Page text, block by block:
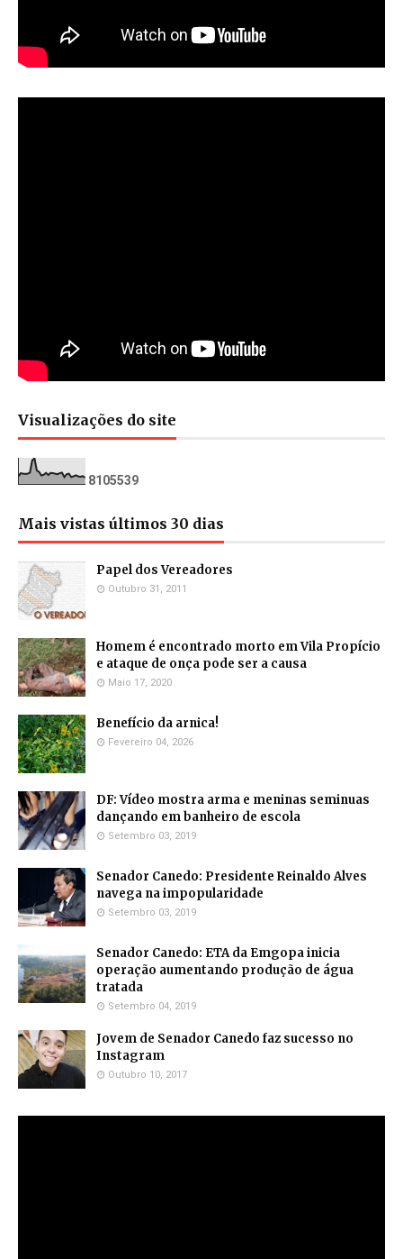
Visualizações do site
81 05539
Mais vistas últimos 30 dias
Papel dos Vereadores
Outubro 31, 2011
Homem é encontrado morto em Vila Propício
e ataque de onça pode ser a causa
Maio 17, 2020
Benefício da arnica!
Fevereiro 04, 2026
DF: Vídeo mostra arma e meninas seminuas
dançando em banheiro de escola
Setembro 03, 2019
Senador Canedo: Presidente Reinaldo Alves
navega na impopularidade
Setembro 03, 2019
Senador Canedo: ETA da Emgopa inicia
operação aumentando produção de água
tratada
Setembro 04, 2019
Jovem de Senador Canedo faz sucesso no
Instagram
Outubro 10, 2017